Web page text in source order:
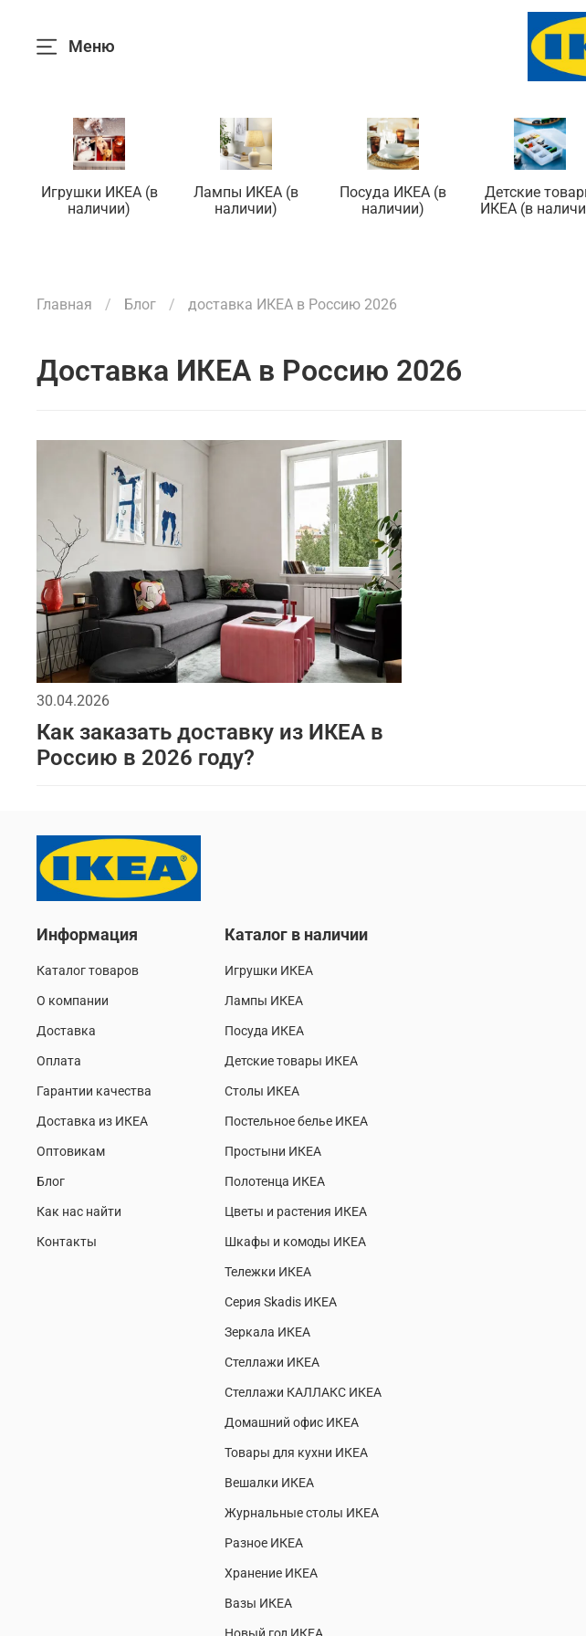
Меню
Игрушки ИКЕА (в
наличии)
Лампы ИКЕА (в
наличии)
Посуда ИКЕА (в
наличии)
Детские
ИКЕА (в
Главная Блог доставка ИКЕА в Россию 2026
доставка ИКЕА в Россию 2026
30.04.2026
Как заказать доставку из ИКЕА в
Россию в 2026 году?
Информация
Каталог товаров
О компании
Доставка
Оплата
Гарантии качества
Доставка из ИКЕА
Оптовикам
Блог
Как нас найти
Контакты
Каталог в наличии
Игрушки ИКЕА
Лампы ИКЕА
Посуда ИКЕА
Детские товары ИКЕА
Столы ИКЕА
Постельное белье ИКЕА
Простыни ИКЕА
Полотенца ИКЕА
Цветы и растения ИКЕА
Шкафы и комоды ИКЕА
Тележки ИКЕА
Серия Skadis ИКЕА
Зеркала ИКЕА
Стеллажи ИКЕА
Стеллажи КАЛЛАКС ИКЕА
Домашний офис ИКЕА
Товары для кухни ИКЕА
Вешалки ИКЕА
Журнальные столы ИКЕА
Разное ИКЕА
Хранение ИКЕА
Вазы ИКЕА